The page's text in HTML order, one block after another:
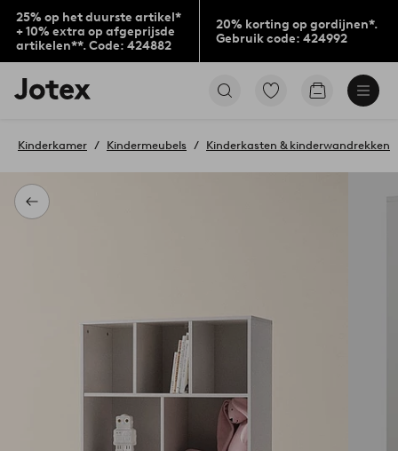
25% op het duurste artikel*
+ 10% extra op afgeprijsde
artikelen**. Code: 424882
20% korting op gordijnen*.
Gebruik code: 424992
Jotex
logo
to
home
page
Ga
gemarkeerde
Go
Terug
Kinderkamer Kindermeubels Kinderkasten & kinderwandrekken